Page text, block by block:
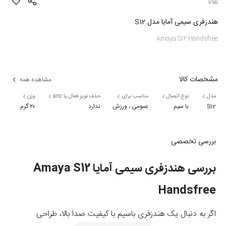
هندزفری سیمی آمایا مدل S12
Amaya S12 Handsfree
مشخصات کالا مشاهده همه
مدل
S12
نوع اتصال
با سیم
مناسب برای
عمومی ، ورزش
حذف نویز فعال یا anc
ندارد
وزن
۲۰ گرم
بررسی تخصصی
بررسی هندزفری سیمی آمایا Amaya S12
Handsfree
اگر به دنبال یک هندزفری باسیم با کیفیت صدا بالا، طراحی